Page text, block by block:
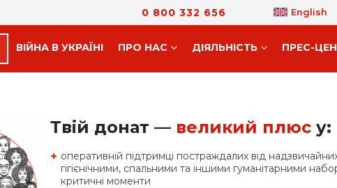
0 800 332 656 English
ВІЙНА В УКРАЇНІ ПРО НАС ДIЯЛЬНIСТЬ ПРЕС-
Твій донат — великий плюс у:
оперативній підтримці постраждалих від
гігієнічними, спальними та іншими гуманітарними
критичні моменти